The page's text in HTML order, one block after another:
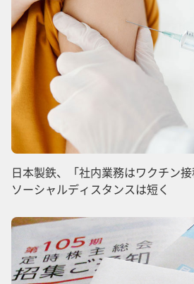
日本製鉄、「社内業務はワクチン
ソーシャルディスタンスは短く